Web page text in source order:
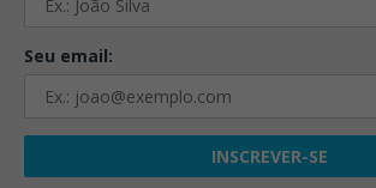
Seu email: